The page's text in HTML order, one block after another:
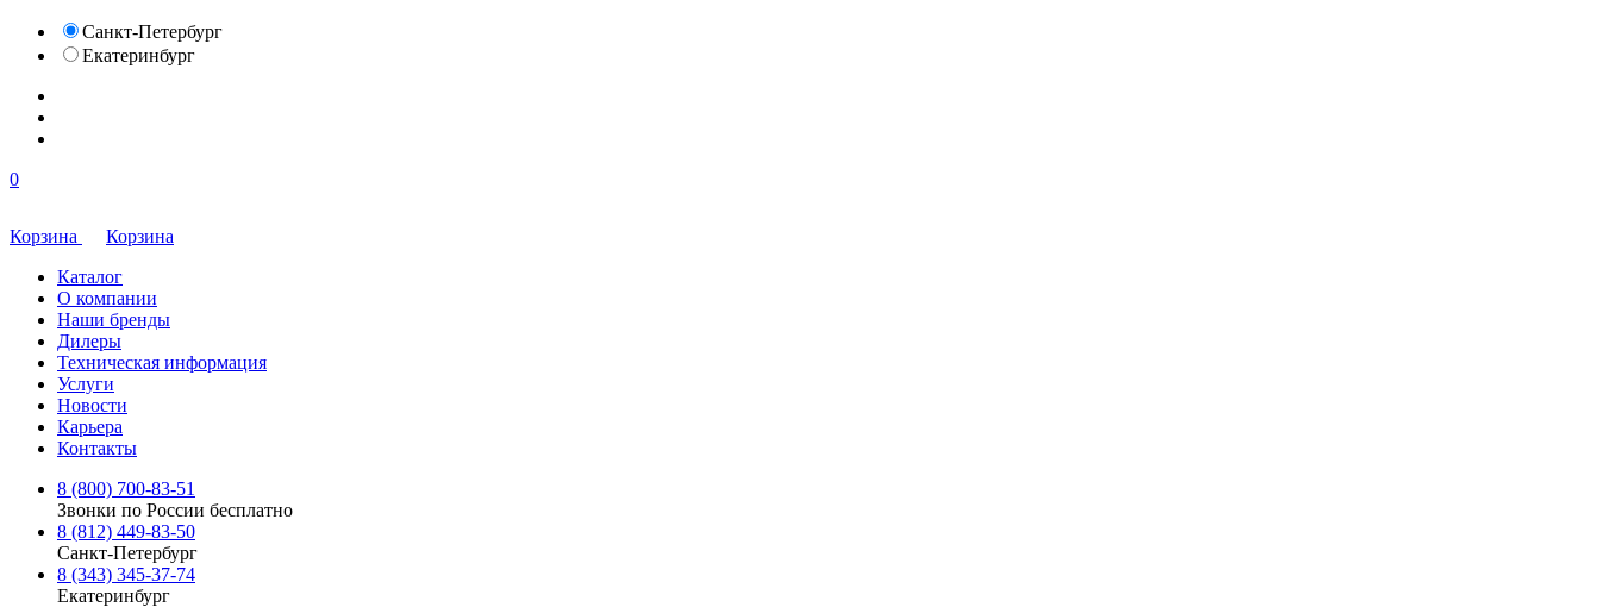
Санкт-Петербург
Екатеринбург
0
Корзина
Корзина
Каталог
О компании
Наши бренды
Дилеры
Техническая информация
Услуги
Новости
Карьера
Контакты
8 (800) 700-83-51
Звонки по России бесплатно
8 (812) 449-83-50
Санкт-Петербург
8 (343) 345-37-74
Екатеринбург